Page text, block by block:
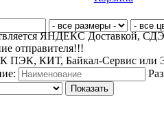
ЯНДЕКС Доставкой,
отправителя!!!
ТК ПЭК, КИТ, Байкал-Сервис или